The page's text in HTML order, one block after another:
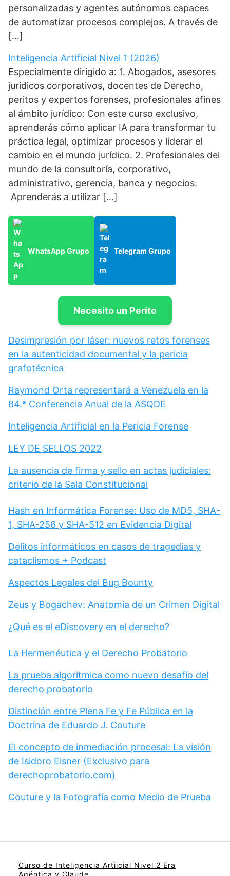
personalizadas y agentes autónomos capaces
de automatizar procesos complejos. A través de
[…]
Inteligencia Artificial Nivel 1 (2026)
Especialmente dirigido a: 1. Abogados, asesores
jurídicos corporativos, docentes de Derecho,
peritos y expertos forenses, profesionales afines
al ámbito jurídico: Con este curso exclusivo,
aprenderás cómo aplicar IA para transformar tu
práctica legal, optimizar procesos y liderar el
cambio en el mundo jurídico. 2. Profesionales del
mundo de la consultoría, corporativo,
administrativo, gerencia, banca y negocios:
Aprenderás a utilizar […]
WhatsApp Grupo Telegram Grupo
Necesito un Perito
Desimpresión por láser: nuevos retos forenses
en la autenticidad documental y la pericia
grafotécnica
Raymond Orta representará a Venezuela en la
84.ª Conferencia Anual de la ASQDE
Inteligencia Artificial en la Pericia Forense
LEY DE SELLOS 2022
La ausencia de firma y sello en actas judiciales:
criterio de la Sala Constitucional
Hash en Informática Forense: Uso de MD5, SHA-
1, SHA-256 y SHA-512 en Evidencia Digital
Delitos informáticos en casos de tragedias y
cataclismos + Podcast
Aspectos Legales del Bug Bounty
Zeus y Bogachev: Anatomía de un Crimen Digital
¿Qué es el eDiscovery en el derecho?
La Hermenéutica y el Derecho Probatorio
La prueba algorítmica como nuevo desafío del
derecho probatorio
Distinción entre Plena Fe y Fe Pública en la
Doctrina de Eduardo J. Couture
El concepto de inmediación procesal: La visión
de Isidoro Eisner (Exclusivo para
derechoprobatorio.com)
Couture y la Fotografía como Medio de Prueba
Curso de Inteligencia Artiicial Nivel 2 Era
Agéntica y Claude